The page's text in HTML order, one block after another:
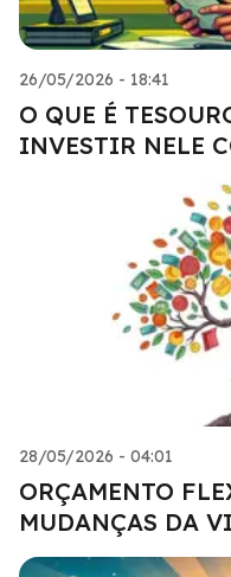
26/05/2026 - 18:41
O QUE É
INVESTIR NELE
28/05/2026 - 04:01
ORÇAMENTO
MUDANÇAS DA